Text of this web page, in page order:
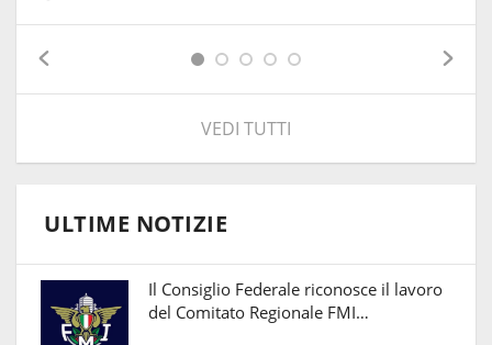
VEDI TUTTI
ULTIME NOTIZIE
Il Consiglio Federale riconosce il lavoro
del Comitato Regionale FMI…